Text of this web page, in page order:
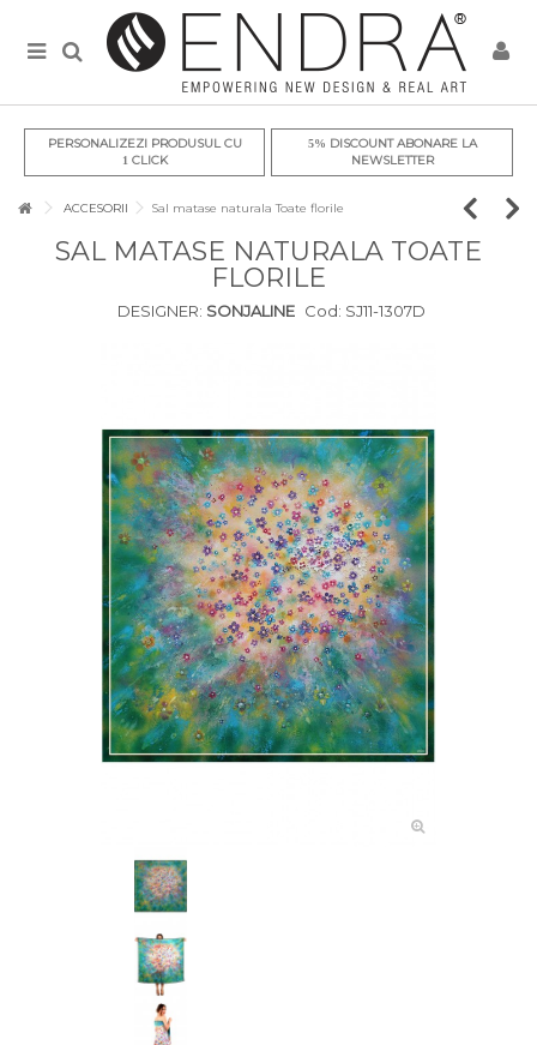
PERSONALIZEZI PRODUSUL CU
1CLICK
5% DISCOUNT ABONARE LA
NEWSLETTER
ACCESORII Sal matase naturala Toate florile
SAL MATASE NATURALA TOATE
FLORILE
DESIGNER: SONJALINE Cod: SJ11-1307D